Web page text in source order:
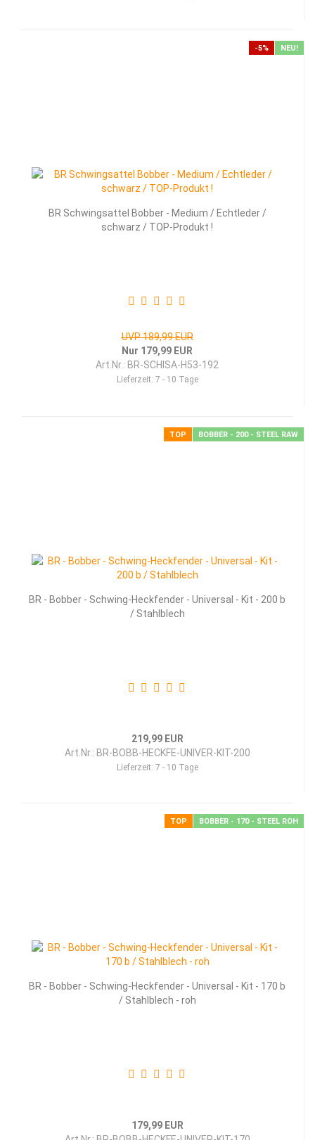
-5% NEU!
BR Schwing­sat­tel Bob­ber - Me­di­um / Echt­le­der /
schwarz / TOP-​Pro­dukt !
UVP 189,99 EUR
Nur 179,99 EUR
Art.Nr.: BR-SCHISA-H53-192
Lieferzeit: 7 - 10 Tage
TOP BOBBER - 200 - STEEL RAW
BR - Bob­ber - Schwing-​​Heck­fen­der - Uni­ver­sal - Kit - 200 b
/ Stahl­blech
219,99 EUR
Art.Nr.: BR-BOBB-HECKFE-UNIVER-KIT-200
Lieferzeit: 7 - 10 Tage
TOP BOBBER - 170 - STEEL ROH
BR - Bob­ber - Schwing-​​Heck­fen­der - Uni­ver­sal - Kit - 170 b
/ Stahl­blech - roh
179,99 EUR